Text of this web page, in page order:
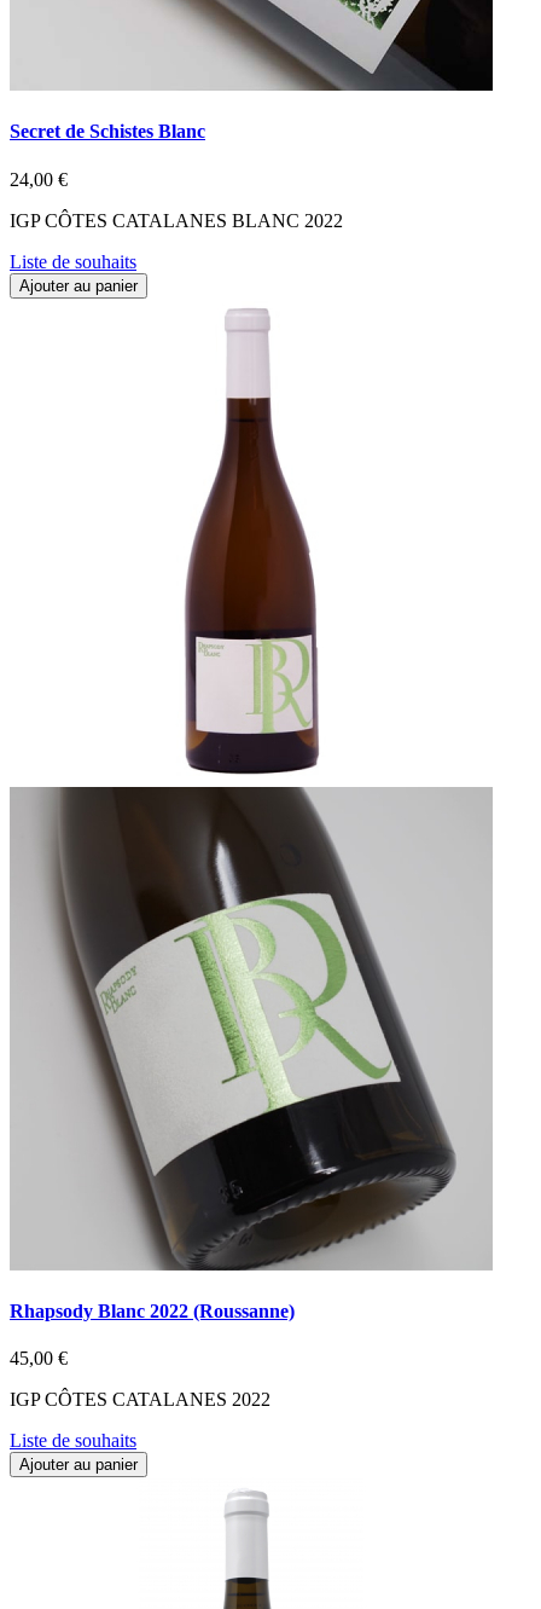
Secret de Schistes Blanc
24,00 €
IGP CÔTES CATALANES BLANC 2022
Liste de souhaits
Ajouter au panier
Rhapsody Blanc 2022 (Roussanne)
45,00 €
IGP CÔTES CATALANES 2022
Liste de souhaits
Ajouter au panier